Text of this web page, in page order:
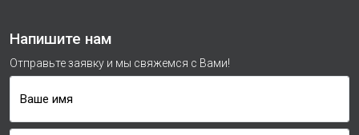
Напишите нам
Отправьте заявку и мы свяжемся с Вами!
Ваше имя